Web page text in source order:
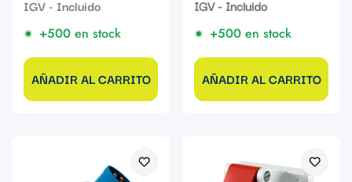
+500 en stock
AÑADIR AL CARRITO
IGV - Incluido
+500 en stock
AÑADIR AL CARRITO